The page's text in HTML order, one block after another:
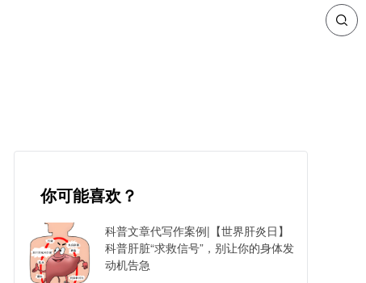
你可能喜欢？
科普文章代写作案例|【世界肝炎日】
科普肝脏“求救信号”，别让你的身体发
动机告急